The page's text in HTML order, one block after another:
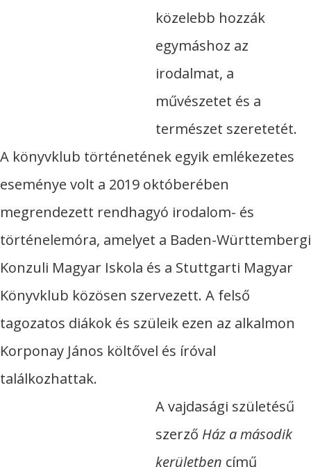
közelebb hozzák
egymáshoz az
irodalmat, a
művészetet és a
természet szeretetét.
​A könyvklub történetének egyik emlékezetes
eseménye volt a 2019 októberében
megrendezett rendhagyó irodalom- és
történelemóra, amelyet a Baden-Württembergi
Konzuli Magyar Iskola és a Stuttgarti Magyar
Könyvklub közösen szervezett. A felső
tagozatos diákok és szüleik ezen az alkalmon
Korponay János költővel és íróval
találkozhattak.
A vajdasági születésű
szerző Ház a második
kerületben című